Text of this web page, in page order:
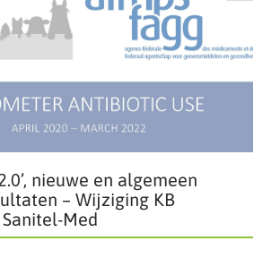
nieuwe en algemeen
– Wijziging KB
Med